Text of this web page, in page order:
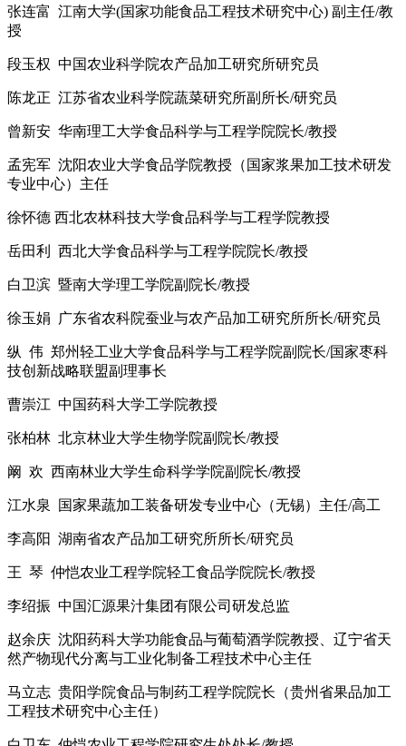
张连富 江南大学(国家功能食品工程技术研究中心) 副主任/教
授
段玉权 中国农业科学院农产品加工研究所研究员
陈龙正 江苏省农业科学院蔬菜研究所副所长/研究员
曾新安 华南理工大学食品科学与工程学院院长/教授
孟宪军 沈阳农业大学食品学院教授（国家浆果加工技术研发
专业中心）主任
徐怀德 西北农林科技大学食品科学与工程学院教授
岳田利 西北大学食品科学与工程学院院长/教授
白卫滨 暨南大学理工学院副院长/教授
徐玉娟 广东省农科院蚕业与农产品加工研究所所长/研究员
纵 伟 郑州轻工业大学食品科学与工程学院副院长/国家枣科
技创新战略联盟副理事长
曹崇江 中国药科大学工学院教授
张柏林 北京林业大学生物学院副院长/教授
阚 欢 西南林业大学生命科学学院副院长/教授
江水泉 国家果蔬加工装备研发专业中心（无锡）主任/高工
李高阳 湖南省农产品加工研究所所长/研究员
王 琴 仲恺农业工程学院轻工食品学院院长/教授
李绍振 中国汇源果汁集团有限公司研发总监
赵余庆 沈阳药科大学功能食品与葡萄酒学院教授、辽宁省天
然产物现代分离与工业化制备工程技术中心主任
马立志 贵阳学院食品与制药工程学院院长（贵州省果品加工
工程技术研究中心主任）